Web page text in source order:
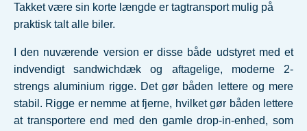
Takket være sin korte længde er tagtransport mulig på
praktisk talt alle biler.
I den nuværende version er disse både udstyret med et
indvendigt sandwichdæk og aftagelige, moderne 2-
strengs aluminium rigge. Det gør båden lettere og mere
stabil. Rigge er nemme at fjerne, hvilket gør båden lettere
at transportere end med den gamle drop-in-enhed, som